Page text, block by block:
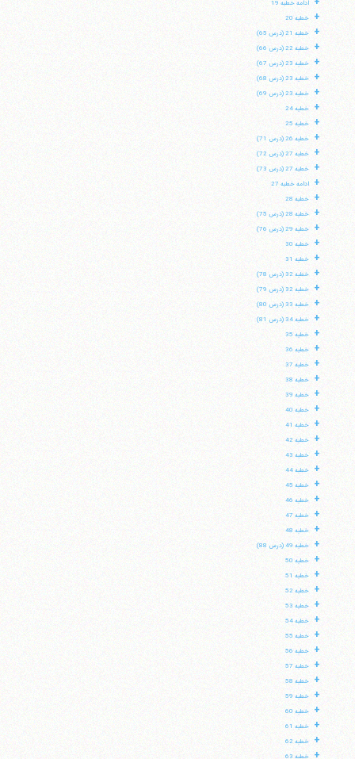
ادامه خطبه 19
+ خطبه 20
+ خطبه 21 (درس 65)
+ خطبه 22 (درس 66)
+ خطبه 23 (درس 67)
+ خطبه 23 (درس 68)
+ خطبه 23 (درس 69)
+ خطبه 24
+ خطبه 25
+ خطبه 26 (درس 71)
+ خطبه 27 (درس 72)
+ خطبه 27 (درس 73)
+ ادامه خطبه 27
+ خطبه 28
+ خطبه 28 (درس 75)
+ خطبه 29 (درس 76)
+ خطبه 30
+ خطبه 31
+ خطبه 32 (درس 78)
+ خطبه 32 (درس 79)
+ خطبه 33 (درس 80)
+ خطبه 34 (درس 81)
+ خطبه 35
+ خطبه 36
+ خطبه 37
+ خطبه 38
+ خطبه 39
+ خطبه 40
+ خطبه 41
+ خطبه 42
+ خطبه 43
+ خطبه 44
+ خطبه 45
+ خطبه 46
+ خطبه 47
+ خطبه 48
+ خطبه 49 (درس 88)
+ خطبه 50
+ خطبه 51
+ خطبه 52
+ خطبه 53
+ خطبه 54
+ خطبه 55
+ خطبه 56
+ خطبه 57
+ خطبه 58
+ خطبه 59
+ خطبه 60
+ خطبه 61
+ خطبه 62
+ خطبه 63